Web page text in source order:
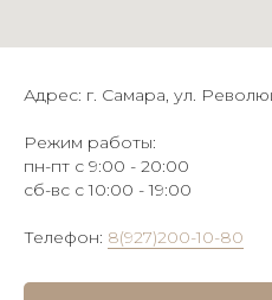
Адрес: г. Самара, ул.
Режим работы:
пн-пт с 9:00 - 20:00
сб-вс с 10:00 - 19:00
Телефон: 8(927)200-10-80